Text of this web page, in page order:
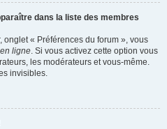
dans la liste des membres
onglet « Préférences du forum », vous
ligne. Si vous activez cette option vous
les modérateurs et vous-même.
invisibles.